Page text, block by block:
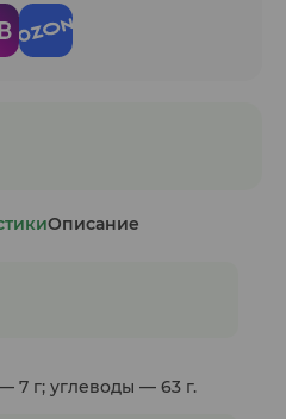
Описание
7 г; углеводы — 63 г.